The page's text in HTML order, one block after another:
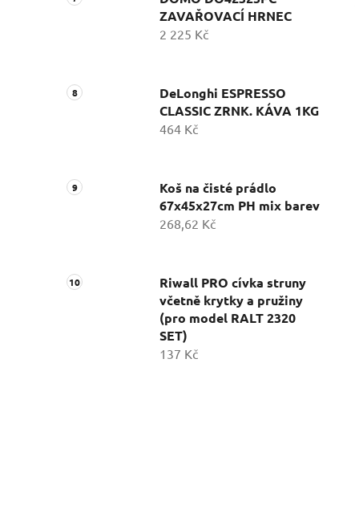
ZAVAŘOVACÍ HRNEC
2 225 Kč
DeLonghi ESPRESSO
CLASSIC ZRNK. KÁVA 1KG
464 Kč
Koš na čisté prádlo
67x45x27cm PH mix barev
268,62 Kč
Riwall PRO cívka struny
včetně krytky a pružiny
(pro model RALT 2320
SET)
137 Kč